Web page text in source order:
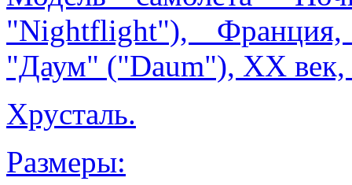
"Nightflight"),
"Даум" ("Daum"), XX век,
Хрусталь.
Размеры: